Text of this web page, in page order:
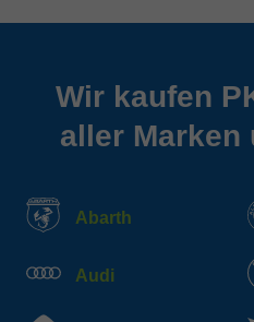
Wir kaufen
aller Marken
Abarth
Audi